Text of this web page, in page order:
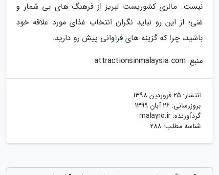
نیست. مالزی کشوریست لبریز از فرهنگ های بی شمار و
غنی؛ از این رو نباید نگران انتخاب غذای مورد علاقه خود
باشید، چرا که گزینه های فراوانی پیش رو دارید.
منبع: attractionsinmalaysia.com
انتشار: 25 فروردین 1398
بروزرسانی: 26 آبان 1399
گردآورنده: malayro.ir
شناسه مطلب: 288